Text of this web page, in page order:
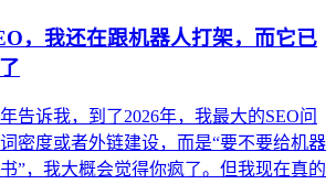
，我还在跟机器人打架，而它已
告诉我，到了2026年，我最大的SEO问
密度或者外链建设，而是“要不要给机器
”，我大概会觉得你疯了。但我现在真的